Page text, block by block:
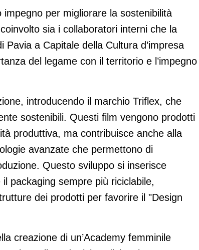
impegno per migliorare la sostenibilità
sia i collaboratori interni che la
Pavia a Capitale della Cultura d’impresa
del legame con il territorio e l’impegno
introducendo il marchio Triflex, che
sostenibili. Questi film vengono prodotti
produttiva, ma contribuisce anche alla
avanzate che permettono di
Questo sviluppo si inserisce
packaging sempre più riciclabile,
dei prodotti per favorire il "Design
creazione di un’Academy femminile